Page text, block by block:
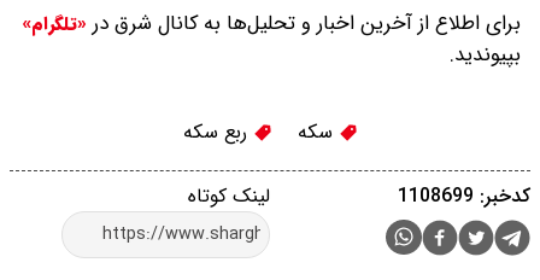
برای اطلاع از آخرین اخبار و تحلیل‌ها به کانال شرق در «تلگرام»
بپیوندید.
سکه ربع سکه
لینک کوتاه کدخبر: 1108699